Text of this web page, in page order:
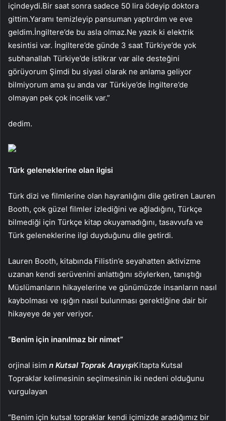
içindeydi.Bir saat sonra sadece 50 lira ödeyip doktora
gittim.Yaramı temizleyip pansuman yaptırdım ve eve
geldim.İngiltere’de bu asla olmaz.Ne yazık ki elektrik
kesintisi var. İngiltere’de günde 3 saat Türkiye’de yok
subhanallah Türkiye’de istikrar var aile desteğini
görüyorum Şimdi bu siyasi olarak ne anlama geliyor
bilmiyorum ama şu anda var Türkiye’de İngiltere’de
olmayan pek çok incelik var.”
dedim.
Türk geleneklerine olan ilgisi
Türk dizi ve filmlerine olan hayranlığını dile getiren Lauren
Booth, çok güzel filmler izlediğini ve ağladığını, Türkçe
bilmediği için Türkçe kitap okuyamadığını, tasavvufa ve
Türk geleneklerine ilgi duyduğunu dile getirdi.
Lauren Booth, kitabında Filistin’e seyahatten aktivizme
uzanan kendi serüvenini anlattığını söylerken, tanıştığı
Müslümanların hikayelerine ve günümüzde insanların nasıl
kaybolması ve ışığın nasıl bulunması gerektiğine dair bir
hikayeye de yer veriyor.
“Benim için inanılmaz bir nimet”
orjinal isim n Kutsal Toprak ArayışıKitapta Kutsal
Topraklar kelimesinin seçilmesinin iki nedeni olduğunu
vurgulayan
“Benim için kutsal topraklar kendi içimizde aradığımız bir